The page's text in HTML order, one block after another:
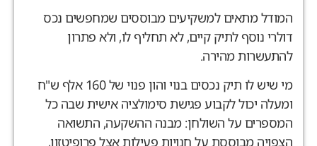
מתאים למשקיעים מבוססים שמחפשים נכס
נוסף לתיק קיים, לא תחליף לו, ולא פתרון
מהירה.
מי שיש לו תיק נכסים בנוי והון פנוי של 160 אלף ש"ח
יכול לקבוע פגישת סימולציה אישית שבה כל
על השולחן: מבנה ההשקעה, התשואה
מבוססת על חנויות פעילות אצל פרופיטזון,